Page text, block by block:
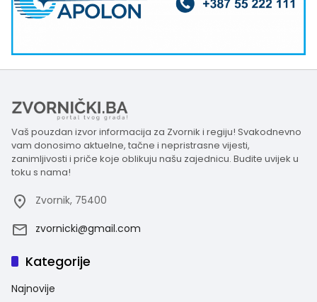
Vaš pouzdan izvor informacija za Zvornik i regiju! Svakodnevno
vam donosimo aktuelne, tačne i nepristrasne vijesti,
zanimljivosti i priče koje oblikuju našu zajednicu. Budite uvijek u
toku s nama!
Zvornik, 75400
zvornicki@gmail.com
Kategorije
Najnovije